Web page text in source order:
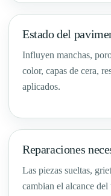
Estado del
Influyen manchas,
color, capas de cera,
aplicados.
Reparaciones
Las piezas sueltas,
cambian el alcance